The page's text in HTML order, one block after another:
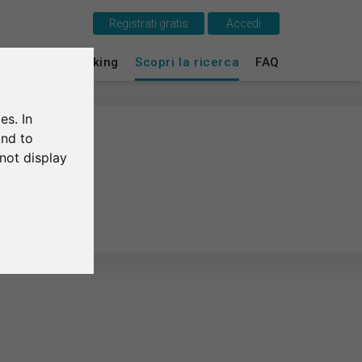
In
to
display
Survey Ranking Scopri la ricerca FAQ
Registrati gratis Accedi